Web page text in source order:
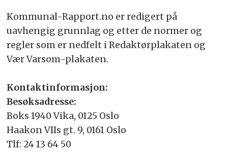
Kommunal-Rapport.no er redigert på
uavhengig grunnlag og etter de normer og
regler som er nedfelt i Redaktørplakaten og
Vær Varsom-plakaten.
Kontaktinformasjon:
Besøksadresse:
Boks 1940 Vika, 0125 Oslo
Haakon VIIs gt. 9, 0161 Oslo
Tlf: 24 13 64 50